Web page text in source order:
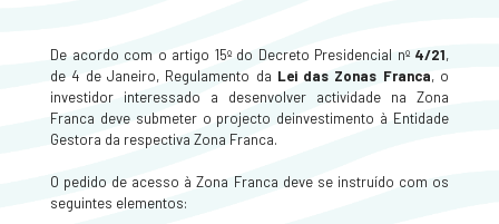
De acordo com o artigo 15º do Decreto Presidencial nº 4/21,
de 4 de Janeiro, Regulamento da Lei das Zonas Franca, o
investidor interessado a desenvolver actividade na Zona
Franca deve submeter o projecto deinvestimento à Entidade
Gestora da respectiva Zona Franca.
O pedido de acesso à Zona Franca deve se instruído com os
seguintes elementos: